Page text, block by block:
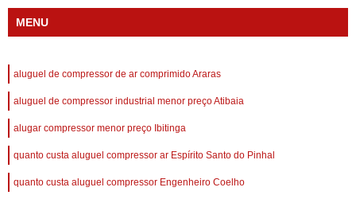
MENU
aluguel de compressor de ar comprimido Araras
aluguel de compressor industrial menor preço Atibaia
alugar compressor menor preço Ibitinga
quanto custa aluguel compressor ar Espírito Santo do Pinhal
quanto custa aluguel compressor Engenheiro Coelho